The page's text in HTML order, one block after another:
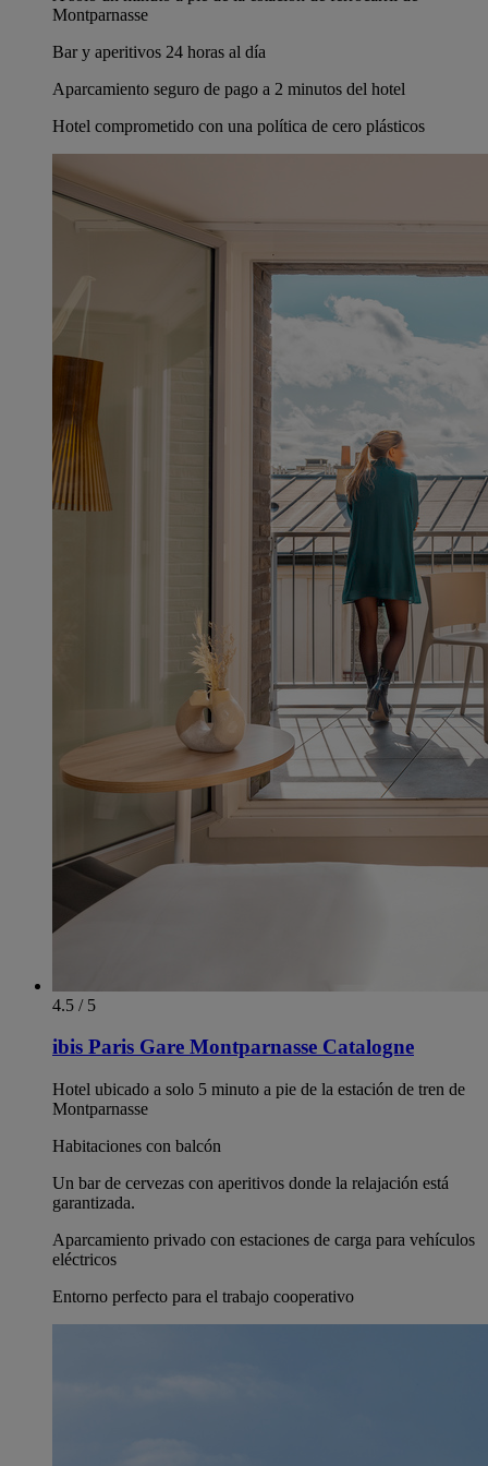
Montparnasse
Bar y aperitivos 24 horas al día
Aparcamiento seguro de pago a 2 minutos del hotel
Hotel comprometido con una política de cero plásticos
4.5 / 5
ibis Paris Gare Montparnasse Catalogne
Hotel ubicado a solo 5 minuto a pie de la estación de tren de
Montparnasse
Habitaciones con balcón
Un bar de cervezas con aperitivos donde la relajación está
garantizada.
Aparcamiento privado con estaciones de carga para vehículos
eléctricos
Entorno perfecto para el trabajo cooperativo